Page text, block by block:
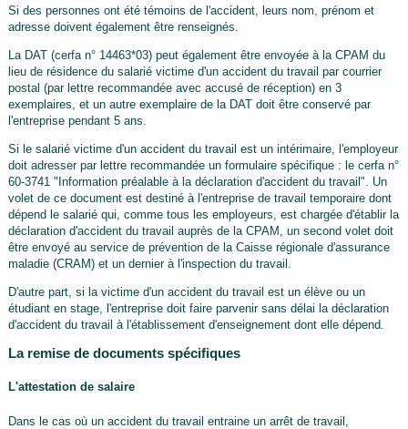
Si des personnes ont été témoins de l'accident, leurs nom, prénom et
adresse doivent également être renseignés.
La DAT (cerfa n° 14463*03) peut également être envoyée à la CPAM du
lieu de résidence du salarié victime d'un accident du travail par courrier
postal (par lettre recommandée avec accusé de réception) en 3
exemplaires, et un autre exemplaire de la DAT doit être conservé par
l'entreprise pendant 5 ans.
Si le salarié victime d'un accident du travail est un intérimaire, l'employeur
doit adresser par lettre recommandée un formulaire spécifique : le cerfa n°
60-3741 "Information préalable à la déclaration d'accident du travail". Un
volet de ce document est destiné à l'entreprise de travail temporaire dont
dépend le salarié qui, comme tous les employeurs, est chargée d'établir la
déclaration d'accident du travail auprès de la CPAM, un second volet doit
être envoyé au service de prévention de la Caisse régionale d'assurance
maladie (CRAM) et un dernier à l'inspection du travail.
D'autre part, si la victime d'un accident du travail est un élève ou un
étudiant en stage, l'entreprise doit faire parvenir sans délai la déclaration
d'accident du travail à l'établissement d'enseignement dont elle dépend.
La remise de documents spécifiques
L'attestation de salaire
Dans le cas où un accident du travail entraine un arrêt de travail,